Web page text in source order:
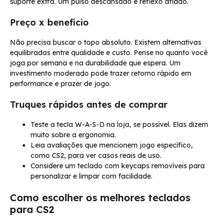
Preço x benefício
Não precisa buscar o topo absoluto. Existem alternativas
equilibradas entre qualidade e custo. Pense no quanto você
joga por semana e na durabilidade que espera. Um
investimento moderado pode trazer retorno rápido em
performance e prazer de jogo.
Truques rápidos antes de comprar
Teste a tecla W-A-S-D na loja, se possível. Elas dizem
muito sobre a ergonomia.
Leia avaliações que mencionem jogo específico,
como CS2, para ver casos reais de uso.
Considere um teclado com keycaps removíveis para
personalizar e limpar com facilidade.
Como escolher os melhores teclados
para CS2